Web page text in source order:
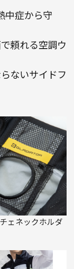
中症から守
頼れる空調ウ
ないサイドフ
ェネックホルダ